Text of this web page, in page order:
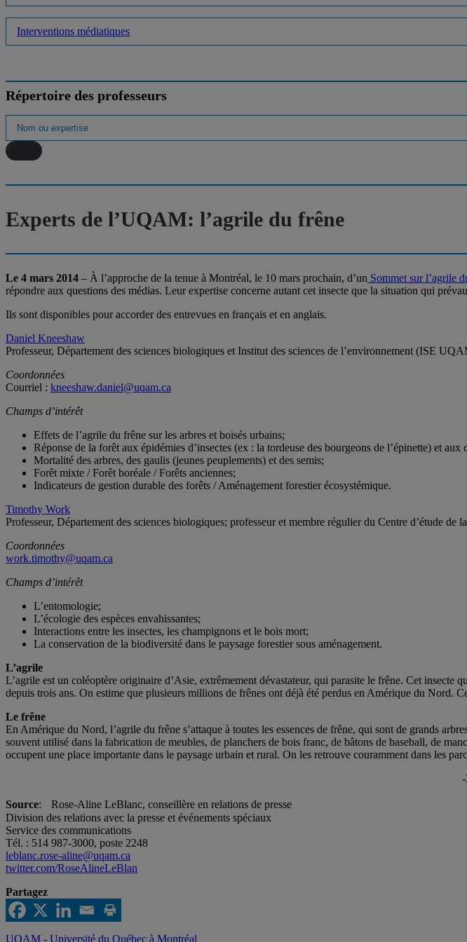
Interventions médiatiques
Répertoire des professeurs
Experts de l’UQAM: l’agrile du frêne
Le 4 mars 2014 – À l’approche de la tenue à Montréal, le 10 mars prochain, d’un Sommet sur l’agrile
répondre aux questions des médias. Leur expertise concerne autant cet insecte que la situation qui
Ils sont disponibles pour accorder des entrevues en français et en anglais.
Daniel Kneeshaw
Professeur, Département des sciences biologiques et Institut des sciences de l’environnement (ISE
Coordonnées
Courriel : kneeshaw.daniel@uqam.ca
Champs d’intérêt
Effets de l’agrile du frêne sur les arbres et boisés urbains;
Réponse de la forêt aux épidémies d’insectes (ex : la tordeuse des bourgeons de l’épinette) et
Mortalité des arbres, des gaulis (jeunes peuplements) et des semis;
Forêt mixte / Forêt boréale / Forêts anciennes;
Indicateurs de gestion durable des forêts / Aménagement forestier écosystémique.
Timothy Work
Professeur, Département des sciences biologiques; professeur et membre régulier du Centre d’étude de
Coordonnées
work.timothy@uqam.ca
Champs d’intérêt
L’entomologie;
L’écologie des espèces envahissantes;
Interactions entre les insectes, les champignons et le bois mort;
La conservation de la biodiversité dans le paysage forestier sous aménagement.
L’agrile
L’agrile est un coléoptère originaire d’Asie, extrêmement dévastateur, qui parasite le frêne. Cet insecte
depuis trois ans. On estime que plusieurs millions de frênes ont déjà été perdus en Amérique du Nord.
Le frêne
En Amérique du Nord, l’agrile du frêne s’attaque à toutes les essences de frêne, qui sont de grands
souvent utilisé dans la fabrication de meubles, de planchers de bois franc, de bâtons de baseball, de
occupent une place importante dans le paysage urbain et rural. On les retrouve couramment dans les
Source: Rose-Aline LeBlanc, conseillère en relations de presse
Division des relations avec la presse et événements spéciaux
Service des communications
Tél. : 514 987-3000, poste 2248
leblanc.rose-aline@uqam.ca
twitter.com/RoseAlineLeBlan
Partagez
UQAM - Université du Québec à Montréal